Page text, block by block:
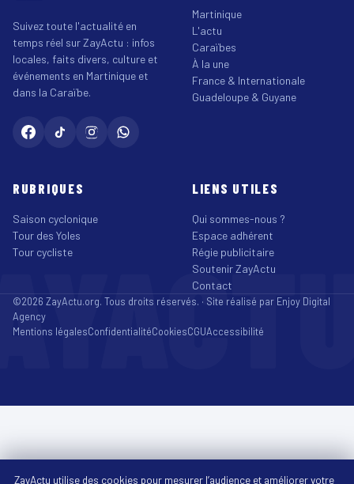
Suivez toute l'actualité en
temps réel sur ZayActu : infos
locales, faits divers, culture et
événements en Martinique et
dans la Caraïbe.
Martinique
L'actu
Caraïbes
À la une
France & Internationale
Guadeloupe & Guyane
RUBRIQUES
Saison cyclonique
Tour des Yoles
Tour cycliste
LIENS UTILES
Qui sommes-nous ?
Espace adhérent
Régie publicitaire
Soutenir ZayActu
Contact
©2026 ZayActu.org. Tous droits réservés. · Site réalisé par Enjoy Digital
Agency
Mentions légalesConfidentialitéCookiesCGUAccessibilité
ZayActu utilise des cookies pour mesurer l’audience et améliorer votre